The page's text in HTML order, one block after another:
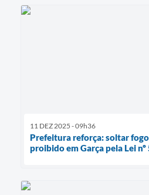
11 DEZ 2025 - 09h36
Prefeitura reforça: soltar
proibido em Garça pela Lei